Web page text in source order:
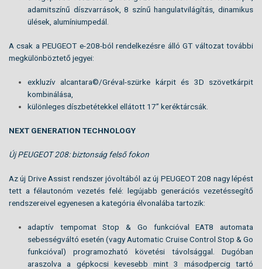
adamitszínű díszvarrások, 8 színű hangulatvilágítás, dinamikus
ülések, alumíniumpedál.
A csak a PEUGEOT e-208-ból rendelkezésre álló GT változat további
megkülönböztető jegyei:
exkluzív alcantara©/Gréval-szürke kárpit és 3D szövetkárpit
kombinálása,
különleges díszbetétekkel ellátott 17” keréktárcsák.
NEXT GENERATION TECHNOLOGY
Új PEUGEOT 208: biztonság felső fokon
Az új Drive Assist rendszer jóvoltából az új PEUGEOT 208 nagy lépést
tett a félautonóm vezetés felé: legújabb generációs vezetéssegítő
rendszereivel egyenesen a kategória élvonalába tartozik:
adaptív tempomat Stop & Go funkcióval EAT8 automata
sebességváltó esetén (vagy Automatic Cruise Control Stop & Go
funkcióval) programozható követési távolsággal. Dugóban
araszolva a gépkocsi kevesebb mint 3 másodpercig tartó